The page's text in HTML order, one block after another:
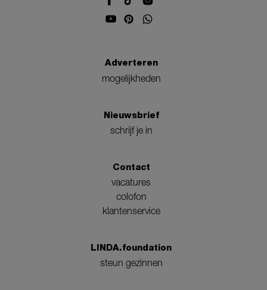
Adverteren
mogelijkheden
Nieuwsbrief
schrijf je in
Contact
vacatures
colofon
klantenservice
LINDA.foundation
steun gezinnen